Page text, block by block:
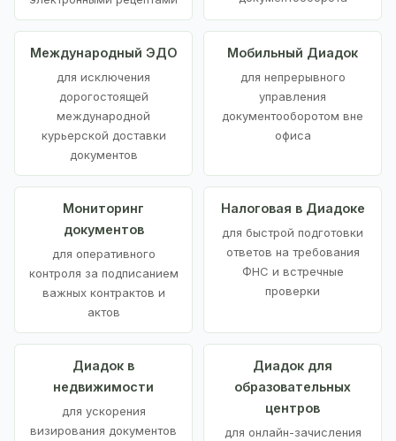
Международный ЭДО
для исключения
дорогостоящей
международной
курьерской доставки
документов
Мобильный Диадок
для непрерывного
управления
документооборотом вне
офиса
Мониторинг
документов
для оперативного
контроля за подписанием
важных контрактов и
актов
Налоговая в Диадоке
для быстрой подготовки
ответов на требования
ФНС и встречные
проверки
Диадок в
недвижимости
для ускорения
визирования документов
Диадок для
образовательных
центров
для онлайн-зачисления